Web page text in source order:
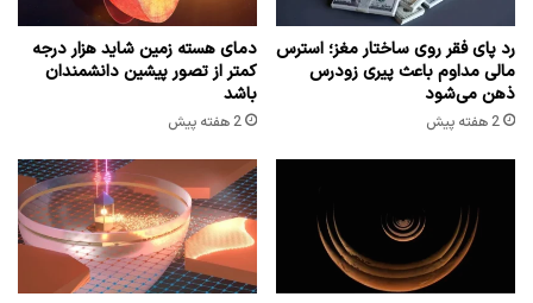
رد پای فقر روی ساختار مغز؛ استرس
مالی مداوم باعث پیری زودرس
ذهن می‌شود
2 هفته پیش
دمای هسته زمین شاید هزار درجه
کمتر از تصور پیشین دانشمندان
باشد
2 هفته پیش